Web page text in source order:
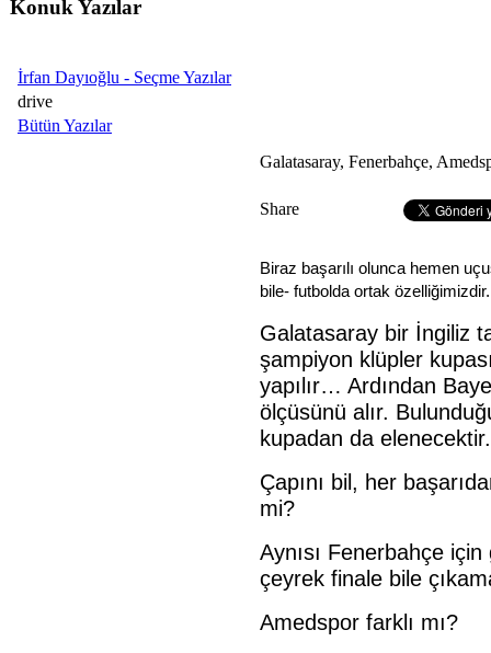
Konuk Yazılar
İrfan Dayıoğlu - Seçme Yazılar
drive
Bütün Yazılar
Galatasaray, Fenerbahçe,
Share
Biraz başarılı olunca hemen
bile- futbolda ortak özelliğimizdir.
Galatasaray bir İngiliz
şampiyon klüpler
yapılır… Ardından
ölçüsünü alır.
kupadan da elenecektir.
Çapını bil, her
mi?
Aynısı Fenerbahçe
çeyrek finale bile
Amedspor farklı mı?